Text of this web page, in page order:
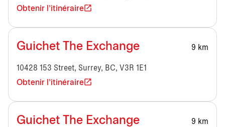
Obtenir l'itinéraire
Guichet The Exchange 9 km
10428 153 Street, Surrey, BC, V3R 1E1
Obtenir l'itinéraire
Guichet The Exchange 9 km